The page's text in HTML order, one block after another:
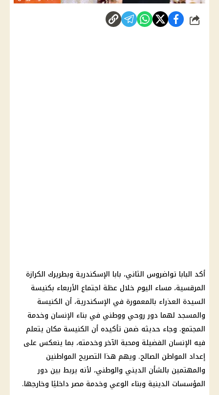
شارك
أكد البابا تواضروس الثاني، بابا الإسكندرية وبطريرك الكرازة
المرقسية، مساء اليوم خلال عظة اجتماع الأربعاء بكنيسة
السيدة العذراء بالمعمورة في الإسكندرية، أن الكنيسة
والمسجد لهما دور روحي ووطني في بناء الإنسان وخدمة
المجتمع. وجاء حديثه ضمن تأكيده أن الكنيسة مكان يتعلم
فيه الإنسان الفضيلة ومحبة الآخر وخدمته، بما ينعكس على
إعداد المواطن الصالح. ويهم هذا التصريح المواطنين
والمهتمين بالشأن الديني والوطني، لأنه يربط بين دور
المؤسسات الدينية وبناء الوعي وخدمة مصر داخليًا وخارجها.